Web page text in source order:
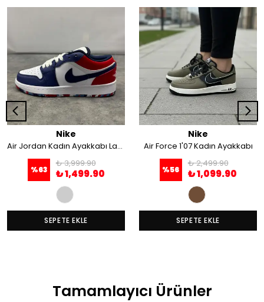
Nike
Air Jordan Kadın Ayakkabı Lacivert/Kırmızı
%63
₺ 3,999.90
₺ 1,499.90
SEPETE EKLE
Nike
Air Force 1'07 Kadın Ayakkabı
%56
₺ 2,499.90
₺ 1,099.90
SEPETE EKLE
Tamamlayıcı Ürünler